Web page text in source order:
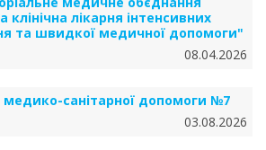
клінічна лікарня інтенсивних
та швидкої медичної допомоги"
08.04.2026
медико-санітарної допомоги №7
03.08.2026